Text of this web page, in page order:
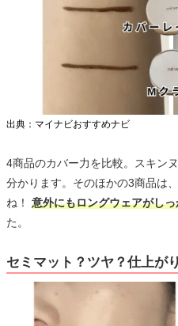
出典：マイナビおすすめナビ
4商品のカバー力を比較。スキン
分かります。そのほかの3商品は
ね！ 意外にもロングウェアがし
た。
セミマット？ツヤ？仕上が